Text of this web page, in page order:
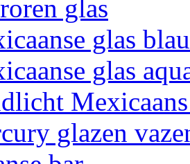
glas
glas
glas
glazen